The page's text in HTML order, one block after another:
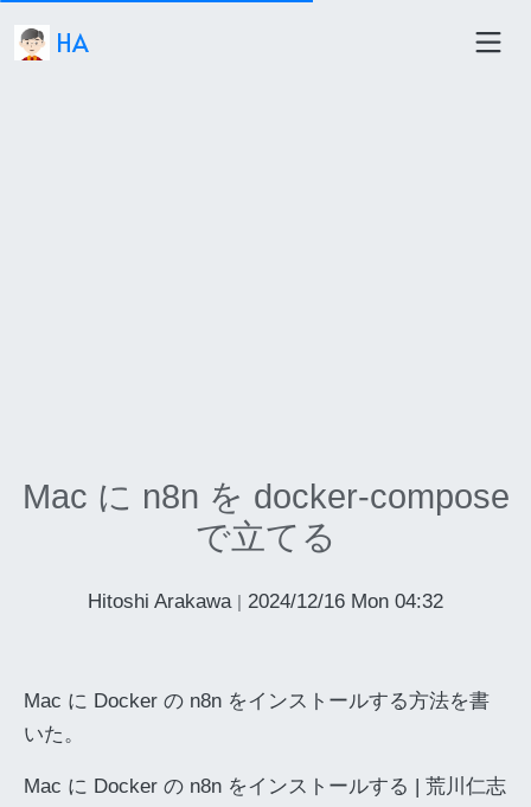
HA
Mac に n8n を docker-compose
で立てる
Hitoshi Arakawa 2024/12/16 Mon 04:32
Mac に Docker の n8n をインストールする方法を書
いた。
Mac に Docker の n8n をインストールする | 荒川仁志